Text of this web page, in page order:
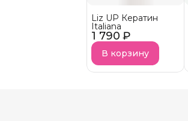
1 790 ₽
Liz UP Кератин
Italiana
В корзину